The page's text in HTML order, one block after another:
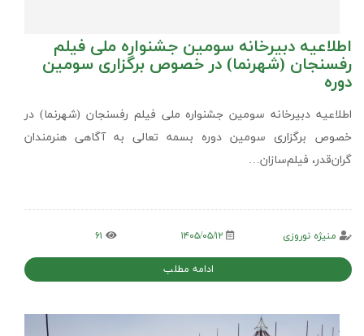
اطلاعیه دبیرخانه سومین جشنواره ملی فیلم
رفسنجان (شهرنما) در خصوص برگزاری سومین
دوره
اطلاعیه دبیرخانه سومین جشنواره ملی فیلم رفسنجان (شهرنما) در
خصوص برگزاری سومین دوره بسمه تعالی به آگاهی هنرمندان
گران‌قدر، فیلم‌سازان…
منیژه نوروزی ۱۴۰۵/۰۵/۱۲ ۶۱
ادامه مطلب